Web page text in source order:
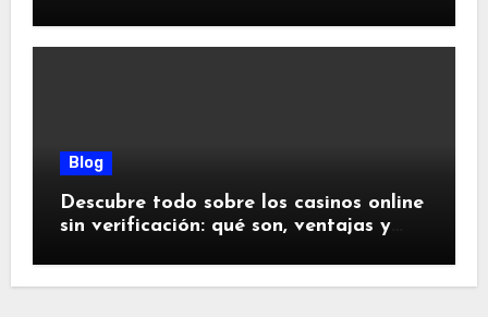
Blog
Descubre todo sobre los casinos online
sin verificación: qué son, ventajas y